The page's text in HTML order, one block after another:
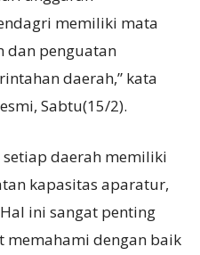
memiliki mata
dan penguatan
daerah,” kata
Sabtu(15/2).
daerah memiliki
kapasitas aparatur,
ini sangat penting
memahami dengan baik